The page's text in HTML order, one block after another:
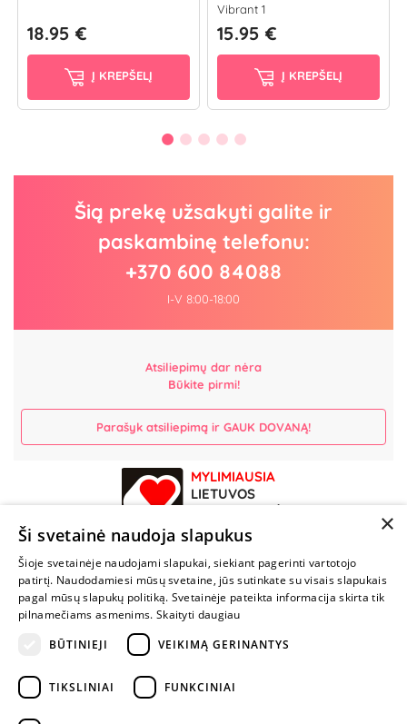
18.95 €
Į KREPŠELĮ
Vibrant 1
15.95 €
Į KREPŠELĮ
Šią prekę užsakyti galite ir
paskambinę telefonu:
+370 600 84088
I-V 8:00-18:00
Atsiliepimų dar nėra
Būkite pirmi!
Parašyk atsiliepimą ir GAUK DOVANĄ!
MYLIMIAUSIA
LIETUVOS
PARDUOTUVĖ
NENUSTOK
ŽAISTI
+370 600 84088
info@fantazijos.lt
×
Ši svetainė naudoja slapukus
Šioje svetainėje naudojami slapukai, siekiant pagerinti vartotojo
patirtį. Naudodamiesi mūsų svetaine, jūs sutinkate su visais slapukais
pagal mūsų slapukų politiką. Svetainėje pateikta informacija skirta tik
pilnamečiams asmenims. Skaityti daugiau
BŪTINIEJI
VEIKIMĄ GERINANTYS
TIKSLINIAI FUNKCINIAI